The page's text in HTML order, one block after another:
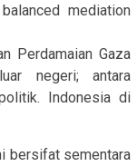
mediation
Perdamaian Gaza
negeri; antara
Indonesia di
bersifat sementara